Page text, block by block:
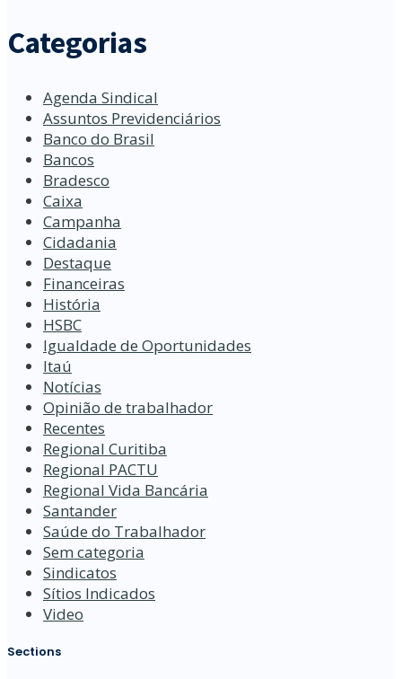
Categorias
Agenda Sindical
Assuntos Previdenciários
Banco do Brasil
Bancos
Bradesco
Caixa
Campanha
Cidadania
Destaque
Financeiras
História
HSBC
Igualdade de Oportunidades
Itaú
Notícias
Opinião de trabalhador
Recentes
Regional Curitiba
Regional PACTU
Regional Vida Bancária
Santander
Saúde do Trabalhador
Sem categoria
Sindicatos
Sítios Indicados
Video
Sections